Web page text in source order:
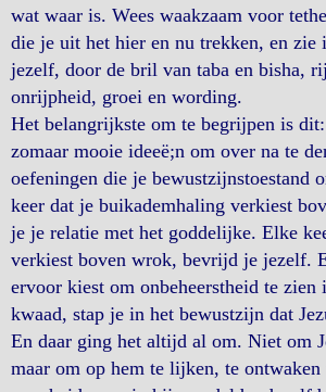
wat waar is. Wees waakzaam voor
die je uit het hier en nu trekken, en zie
jezelf, door de bril van taba en bisha,
onrijpheid, groei en wording.
Het belangrijkste om te begrijpen is
zomaar mooie ideeë;n om over na te
oefeningen die je bewustzijnstoestand
keer dat je buikademhaling verkiest
je je relatie met het goddelijke. Elke
verkiest boven wrok, bevrijd je jezelf.
ervoor kiest om onbeheerstheid te zien
kwaad, stap je in het bewustzijn dat
En daar ging het altijd al om. Niet om
maar om op hem te lijken, te ontwaken